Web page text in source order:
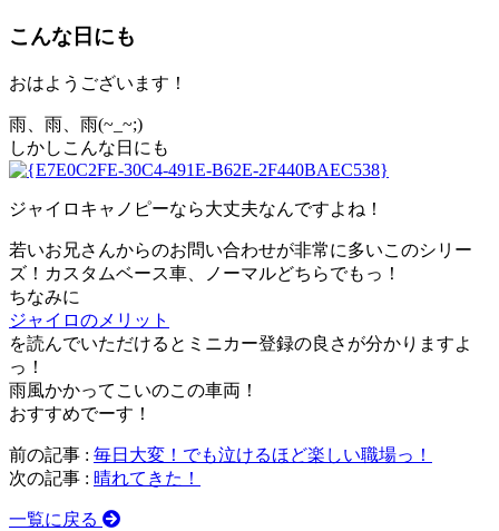
こんな日にも
おはようございます！
雨、雨、雨(~_~;)
しかしこんな日にも
ジャイロキャノピーなら大丈夫なんですよね！
若いお兄さんからのお問い合わせが非常に多いこのシリー
ズ！カスタムベース車、ノーマルどちらでもっ！
ちなみに
ジャイロのメリット
を読んでいただけるとミニカー登録の良さが分かりますよ
っ！
雨風かかってこいのこの車両！
おすすめでーす！
前の記事 : 毎日大変！でも泣けるほど楽しい職場っ！
次の記事 : 晴れてきた！
一覧に戻る